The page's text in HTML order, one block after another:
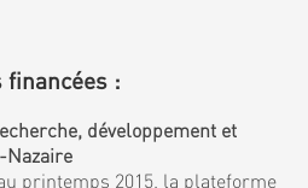
financées :
développement et
Nazaire
printemps 2015, la plateforme